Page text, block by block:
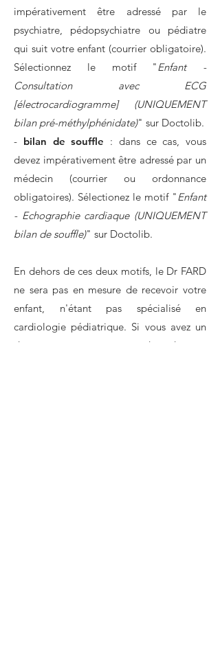
impérativement être adressé par le
psychiatre, pédopsychiatre ou pédiatre
qui suit votre enfant (courrier obligatoire).
Sélectionnez le motif "Enfant -
Consultation avec ECG
[électrocardiogramme] (UNIQUEMENT
bilan pré-méthylphénidate)" sur Doctolib.
- bilan de souffle : dans ce cas, vous
devez impérativement être adressé par un
médecin (courrier ou ordonnance
obligatoires). Sélectionez le motif "Enfant
- Echographie cardiaque (UNIQUEMENT
bilan de souffle)" sur Doctolib.
En dehors de ces deux motifs, le Dr FARD
ne sera pas en mesure de recevoir votre
enfant, n'étant pas spécialisé en
cardiologie pédiatrique. Si vous avez un
doute, nous vous recommandons de nous